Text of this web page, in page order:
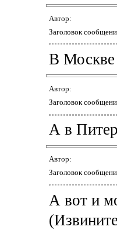
Автор:
Заголовок
В Москве
Автор:
Заголовок
А в
Автор:
Заголовок
А вот и